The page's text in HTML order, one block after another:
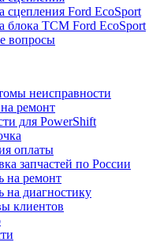
сцепления Ford EcoSport
блока TCM Ford EcoSport
вопросы
неисправности
ремонт
для PowerShift
оплаты
запчастей по России
на ремонт
на диагностику
клиентов